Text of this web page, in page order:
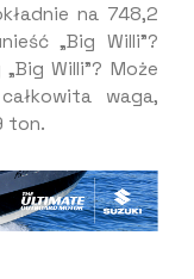
na 748,2
„Big Willi”?
Willi”? Może
waga,
ton.